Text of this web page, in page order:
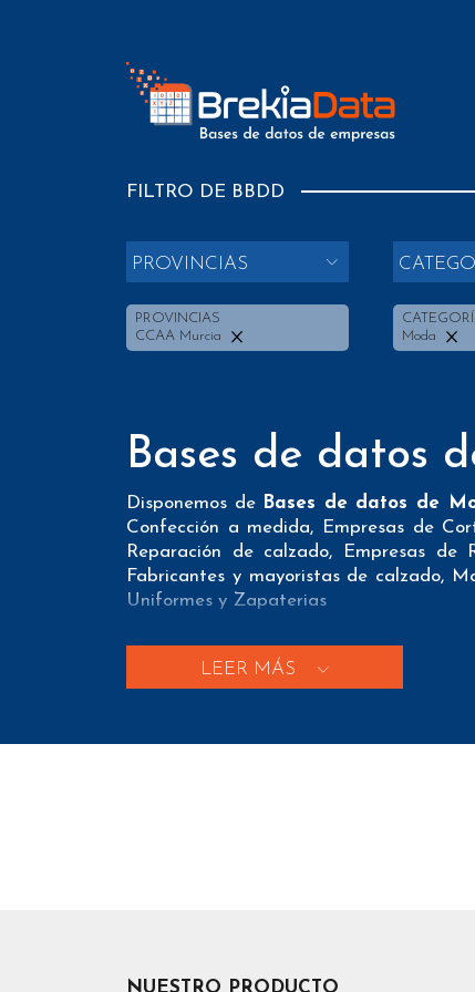
FILTRO DE BBDD
PROVINCIAS
PROVINCIAS
CCAA Murcia
Moda
Bases de datos
Disponemos de Bases de datos de
Confección a medida, Empresas de
Reparación de calzado, Empresas
Fabricantes y mayoristas de calzado,
Uniformes y Zapaterias
Nuestros listados normalmente ofrecen
A nivel dedirecciones postales
nuestros/as Bases
LEER MÁS
NUESTRO PRODUCTO